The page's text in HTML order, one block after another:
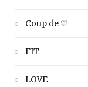
Coup de ♡
FIT
LOVE